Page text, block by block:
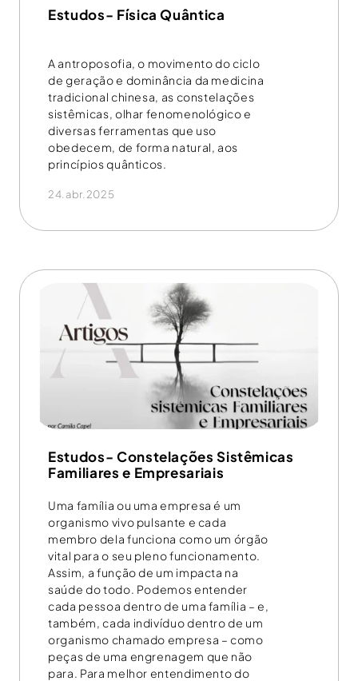
Estudos- Física Quântica
A antroposofia, o movimento do ciclo
de geração e dominância da medicina
tradicional chinesa, as constelações
sistêmicas, olhar fenomenológico e
diversas ferramentas que uso
obedecem, de forma natural, aos
princípios quânticos.
24.abr.2025
Estudos- Constelações Sistêmicas
Familiares e Empresariais
Uma família ou uma empresa é um
organismo vivo pulsante e cada
membro dela funciona como um órgão
vital para o seu pleno funcionamento.
Assim, a função de um impacta na
saúde do todo. Podemos entender
cada pessoa dentro de uma família – e,
também, cada indivíduo dentro de um
organismo chamado empresa – como
peças de uma engrenagem que não
para. Para melhor entendimento do